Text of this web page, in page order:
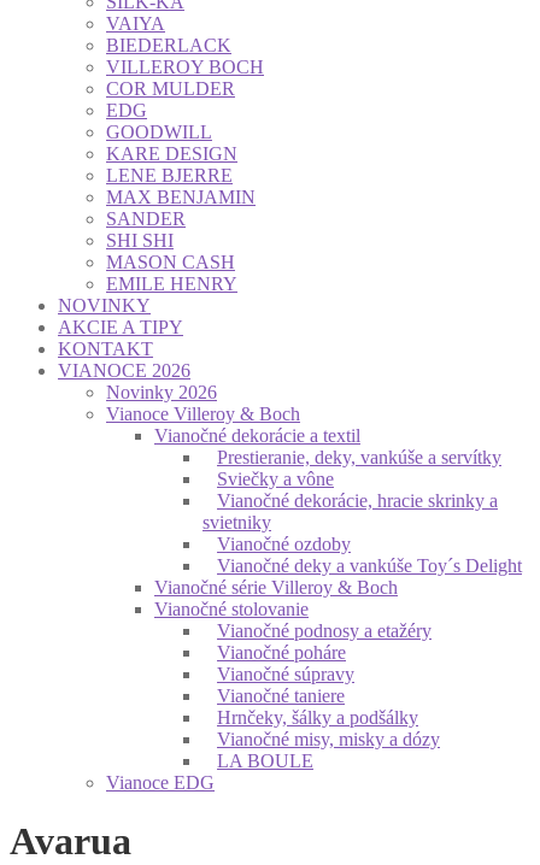
VAIYA
BIEDERLACK
VILLEROY BOCH
COR MULDER
EDG
GOODWILL
KARE DESIGN
LENE BJERRE
MAX BENJAMIN
SANDER
SHI SHI
MASON CASH
EMILE HENRY
NOVINKY
AKCIE A TIPY
KONTAKT
VIANOCE 2026
Novinky 2026
Vianoce Villeroy & Boch
Vianočné dekorácie a textil
Prestieranie, deky, vankúše a servítky
Sviečky a vône
Vianočné dekorácie, hracie skrinky a
svietniky
Vianočné ozdoby
Vianočné deky a vankúše Toy´s Delight
Vianočné série Villeroy & Boch
Vianočné stolovanie
Vianočné podnosy a etažéry
Vianočné poháre
Vianočné súpravy
Vianočné taniere
Hrnčeky, šálky a podšálky
Vianočné misy, misky a dózy
LA BOULE
Vianoce EDG
Avarua